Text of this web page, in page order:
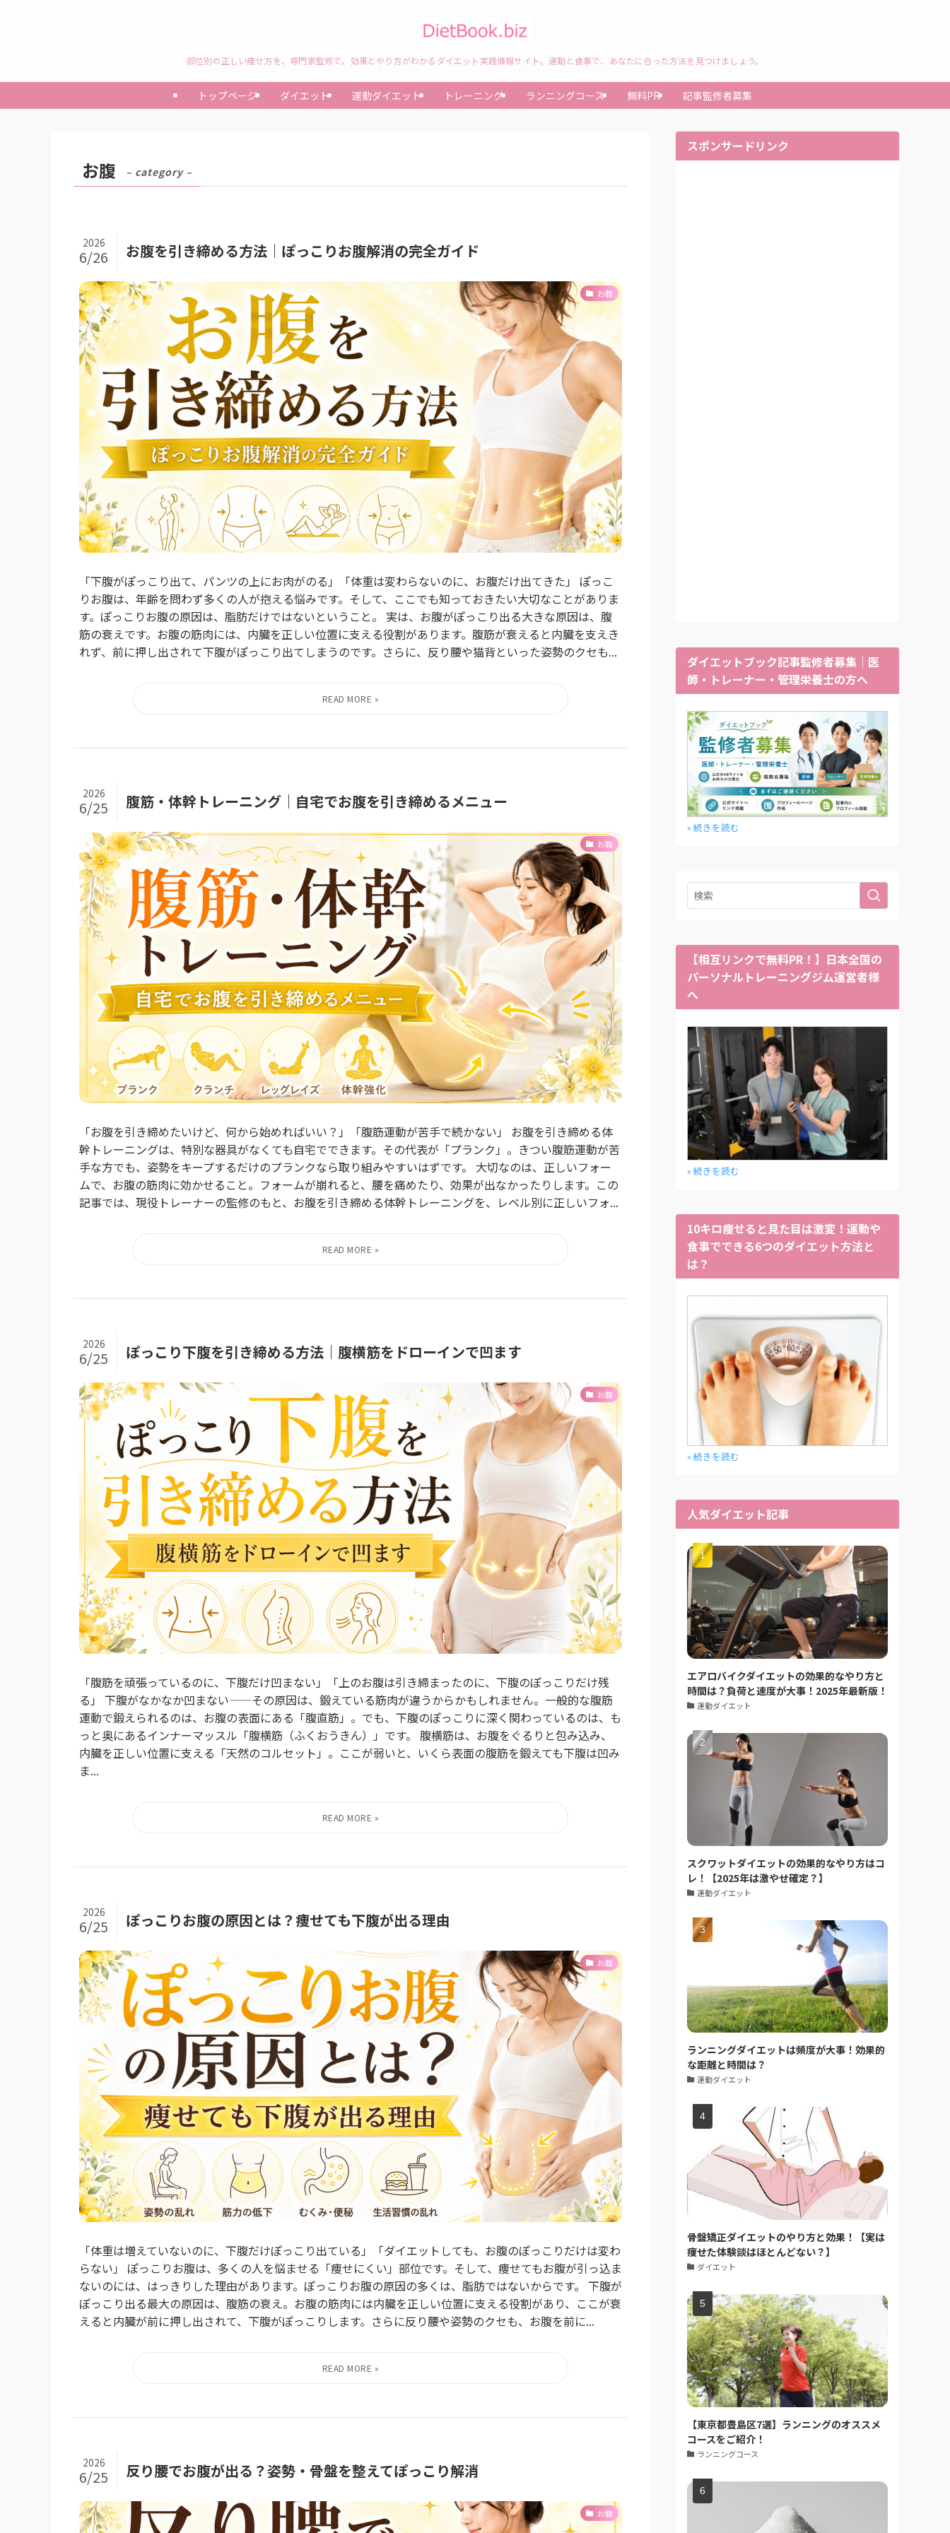
部位別の正しい痩せ方を、専門家監修で。効果とやり方がわかるダイエット実践情報サイト。運動と食事で、あなたに合った方法を見つけましょう。
トップページ ダイエット 運動ダイエット トレーニング ランニングコース 無料PR 記事監修者募集
お腹 – category –
お腹を引き締める方法｜ぽっこりお腹解消の完全ガイド
2026
6/26
お腹
「下腹がぽっこり出て、パンツの上にお肉がのる」「体重は変わらないのに、お腹だけ出てきた」 ぽっこ
りお腹は、年齢を問わず多くの人が抱える悩みです。そして、ここでも知っておきたい大切なことがありま
す。ぽっこりお腹の原因は、脂肪だけではないということ。 実は、お腹がぽっこり出る大きな原因は、腹
筋の衰えです。お腹の筋肉には、内臓を正しい位置に支える役割があります。腹筋が衰えると内臓を支えき
れず、前に押し出されて下腹がぽっこり出てしまうのです。さらに、反り腰や猫背といった姿勢のクセも...
腹筋・体幹トレーニング｜自宅でお腹を引き締めるメニュー
2026
6/25
お腹
「お腹を引き締めたいけど、何から始めればいい？」「腹筋運動が苦手で続かない」 お腹を引き締める体
幹トレーニングは、特別な器具がなくても自宅でできます。その代表が「プランク」。きつい腹筋運動が苦
手な方でも、姿勢をキープするだけのプランクなら取り組みやすいはずです。 大切なのは、正しいフォー
ムで、お腹の筋肉に効かせること。フォームが崩れると、腰を痛めたり、効果が出なかったりします。この
記事では、現役トレーナーの監修のもと、お腹を引き締める体幹トレーニングを、レベル別に正しいフォ...
ぽっこり下腹を引き締める方法｜腹横筋をドローインで凹ます
2026
6/25
お腹
「腹筋を頑張っているのに、下腹だけ凹まない」「上のお腹は引き締まったのに、下腹のぽっこりだけ残
る」 下腹がなかなか凹まない——その原因は、鍛えている筋肉が違うからかもしれません。一般的な腹筋
運動で鍛えられるのは、お腹の表面にある「腹直筋」。でも、下腹のぽっこりに深く関わっているのは、も
っと奥にあるインナーマッスル「腹横筋（ふくおうきん）」です。 腹横筋は、お腹をぐるりと包み込み、
内臓を正しい位置に支える「天然のコルセット」。ここが弱いと、いくら表面の腹筋を鍛えても下腹は凹み
ま...
ぽっこりお腹の原因とは？痩せても下腹が出る理由
2026
6/25
お腹
「体重は増えていないのに、下腹だけぽっこり出ている」「ダイエットしても、お腹のぽっこりだけは変わ
らない」 ぽっこりお腹は、多くの人を悩ませる「痩せにくい」部位です。そして、痩せてもお腹が引っ込ま
ないのには、はっきりした理由があります。ぽっこりお腹の原因の多くは、脂肪ではないからです。 下腹が
ぽっこり出る最大の原因は、腹筋の衰え。お腹の筋肉には内臓を正しい位置に支える役割があり、ここが衰
えると内臓が前に押し出されて、下腹がぽっこりします。さらに反り腰や姿勢のクセも、お腹を前に...
反り腰でお腹が出る？姿勢・骨盤を整えてぽっこり解消
2026
6/25
お腹
スポンサードリンク
ダイエットブック記事監修者募集｜医
師・トレーナー・管理栄養士の方へ
» 続きを読む
【相互リンクで無料PR！】日本全国の
パーソナルトレーニングジム運営者様
へ
» 続きを読む
10キロ痩せると見た目は激変！運動や
食事でできる6つのダイエット方法と
は？
» 続きを読む
人気ダイエット記事
エアロバイクダイエットの効果的なやり方と
時間は？負荷と速度が大事！2025年最新版！
運動ダイエット
スクワットダイエットの効果的なやり方はコ
レ！【2025年は激やせ確定？】
運動ダイエット
ランニングダイエットは頻度が大事！効果的
な距離と時間は？
運動ダイエット
骨盤矯正ダイエットのやり方と効果！【実は
痩せた体験談はほとんどない？】
ダイエット
【東京都豊島区7選】ランニングのオススメ
コースをご紹介！
ランニングコース